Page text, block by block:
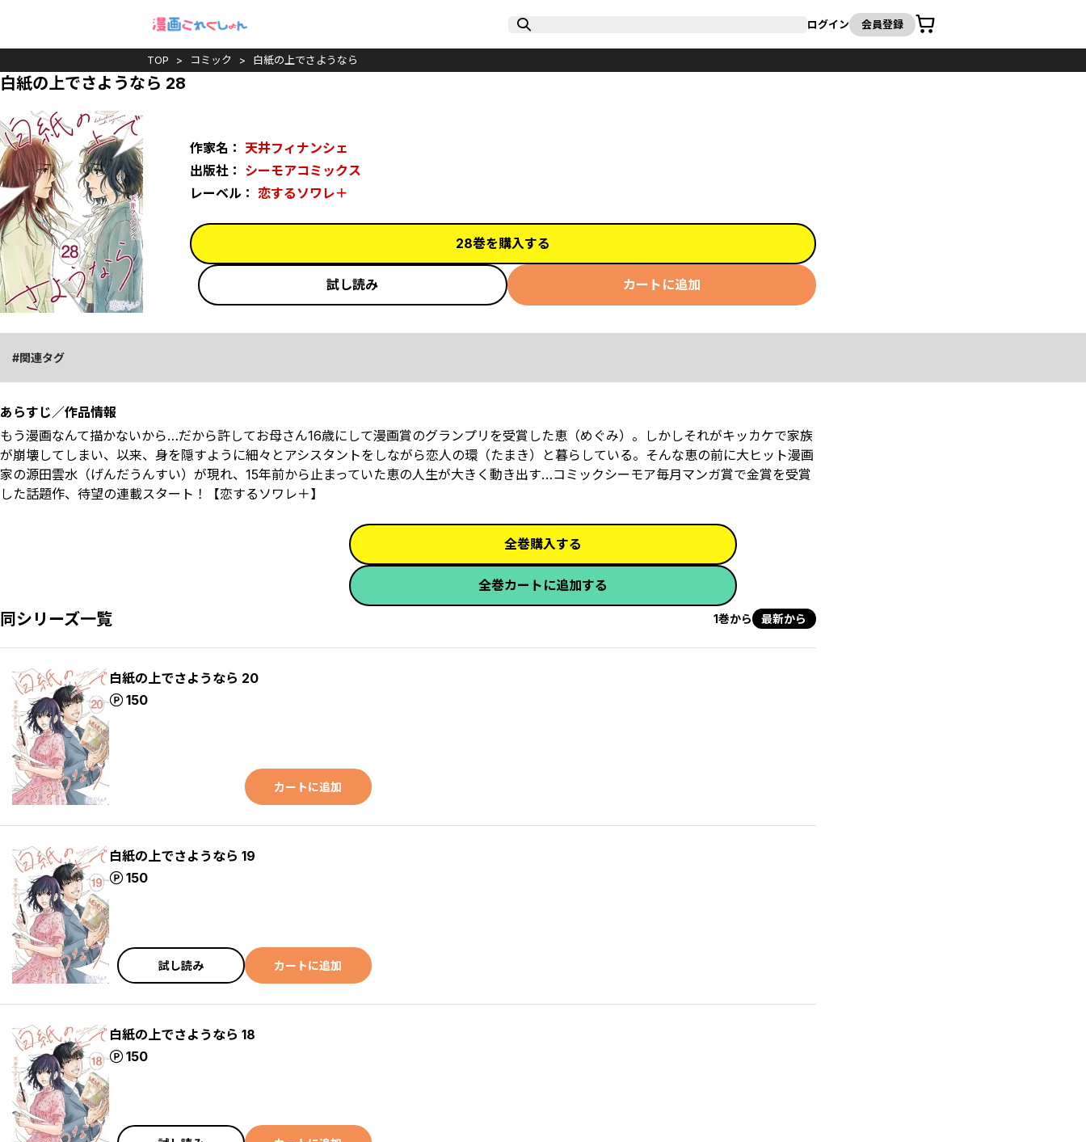
ログイン 会員登録
カート
TOP コミック 白紙の上でさようなら
白紙の上でさようなら 28
作家名： 天井フィナンシェ
出版社： シーモアコミックス
レーベル： 恋するソワレ＋
28巻を購入する
試し読み カートに追加
関連タグ
あらすじ／作品情報
もう漫画なんて描かないから…だから許してお母さん――16歳にして漫画賞のグランプリを受賞した恵（めぐみ）。しかしそれがキッカケで家族
が崩壊してしまい、以来、身を隠すように細々とアシスタントをしながら恋人の環（たまき）と暮らしている。そんな恵の前に大ヒット漫画
家の源田雲水（げんだうんすい）が現れ、15年前から止まっていた恵の人生が大きく動き出す…――コミックシーモア毎月マンガ賞で金賞を受賞
した話題作、待望の連載スタート！【恋するソワレ＋】
全巻購入する
全巻カートに追加する
同シリーズ一覧 1巻から 最新から
白紙の上でさようなら 20
150
ポイント
カートに追加
白紙の上でさようなら 19
150
ポイント
試し読み カートに追加
白紙の上でさようなら 18
150
ポイント